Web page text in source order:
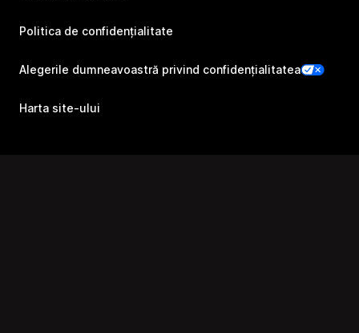
Politica de confidențialitate
Alegerile dumneavoastră privind confidențialitatea
Harta site-ului